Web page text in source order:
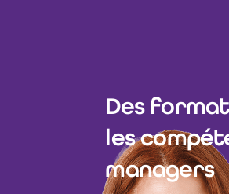
Des
les
managers